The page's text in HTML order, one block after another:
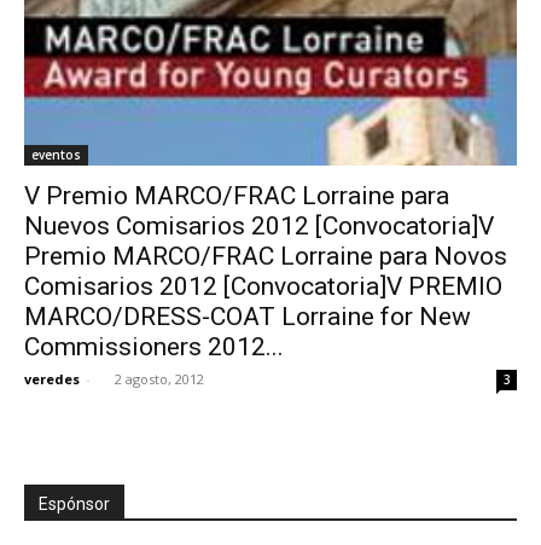
eventos
V Premio MARCO/FRAC Lorraine para
Nuevos Comisarios 2012 [Convocatoria]V
Premio MARCO/FRAC Lorraine para Novos
Comisarios 2012 [Convocatoria]V PREMIO
MARCO/DRESS-COAT Lorraine for New
Commissioners 2012...
veredes - 2 agosto, 2012 3
Espónsor